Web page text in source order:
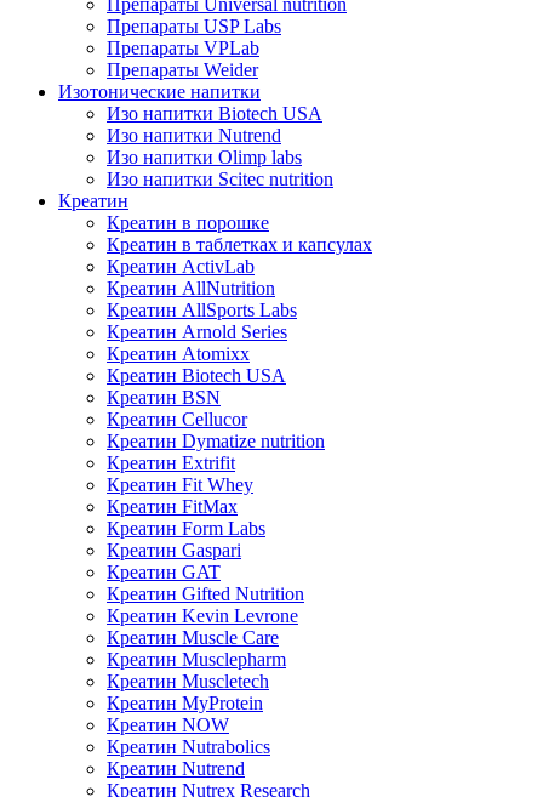
Препараты USP Labs
Препараты VPLab
Препараты Weider
Изотонические напитки
Изо напитки Biotech USA
Изо напитки Nutrend
Изо напитки Olimp labs
Изо напитки Scitec nutrition
Креатин
Креатин в порошке
Креатин в таблетках и капсулах
Креатин ActivLab
Креатин AllNutrition
Креатин AllSports Labs
Креатин Arnold Series
Креатин Atomixx
Креатин Biotech USA
Креатин BSN
Креатин Cellucor
Креатин Dymatize nutrition
Креатин Extrifit
Креатин Fit Whey
Креатин FitMax
Креатин Form Labs
Креатин Gaspari
Креатин GAT
Креатин Gifted Nutrition
Креатин Kevin Levrone
Креатин Muscle Care
Креатин Musclepharm
Креатин Muscletech
Креатин MyProtein
Креатин NOW
Креатин Nutrabolics
Креатин Nutrend
Креатин Nutrex Research